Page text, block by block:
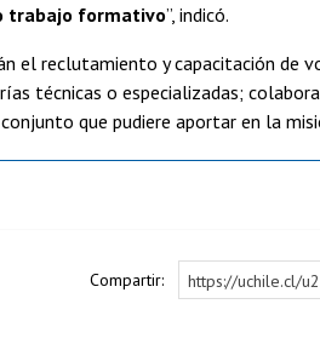
trabajo formativo”, indicó.
el reclutamiento y capacitación de
técnicas o especializadas;
que pudiere aportar en la
Compartir: https://uchile.cl/